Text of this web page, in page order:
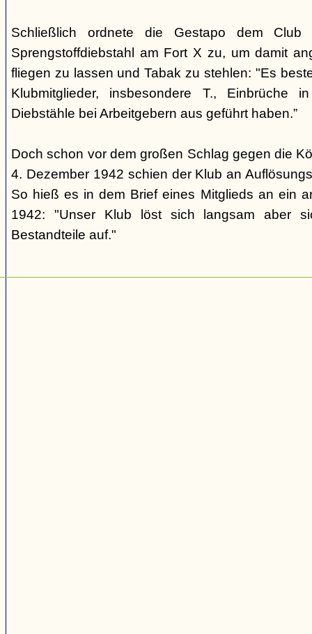
Schließlich ordnete die Gestapo dem Club
Sprengstoffdiebstahl am Fort X zu, um damit
fliegen zu lassen und Tabak zu stehlen: "Es
Klubmitglieder, insbesondere T., Einbrüche
Diebstähle bei Arbeitgebern aus geführt haben.”
Doch schon vor dem großen Schlag gegen die
4. Dezember 1942 schien der Klub an
So hieß es in dem Brief eines Mitglieds an ein
1942: "Unser Klub löst sich langsam aber
Bestandteile auf."